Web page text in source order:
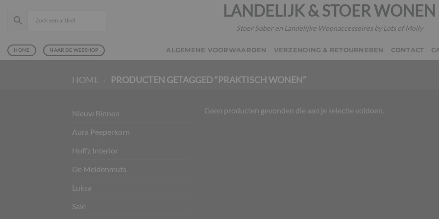
naar
LANDELIJK & STOER WONEN
Stoer Sober en Landelijke Woonaccessoires by Lots of Molly
HOME NAAR DE WEBSHOP ALGEMENE VOORWAARDEN VERZENDING & RETOURNEREN CONTACT
HOME PRODUCTEN GETAGGED “PRAKTISCH WONEN”
Nieuw Binnen
Aura Peeperkorn
Hoffz Interior
De Meidenmuts
Luksa
Sale
Geen producten gevonden die aan je selectie voldoen.